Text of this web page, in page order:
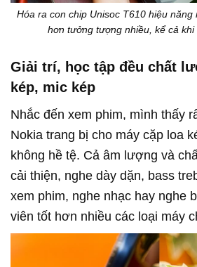
Hóa ra con chip Unisoc T610 hiệu
hơn tưởng tượng nhiều, kể cả khi
Giải trí, học tập đều chất
kép, mic kép
Nhắc đến xem phim, mình thấy
Nokia trang bị cho máy cặp loa
không hề tệ. Cả âm lượng và
cải thiện, nghe dày dặn, bass
xem phim, nghe nhạc hay nghe
viên tốt hơn nhiều các loại máy